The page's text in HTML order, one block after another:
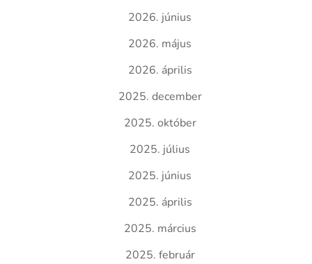
2026. június
2026. május
2026. április
2025. december
2025. október
2025. július
2025. június
2025. április
2025. március
2025. február